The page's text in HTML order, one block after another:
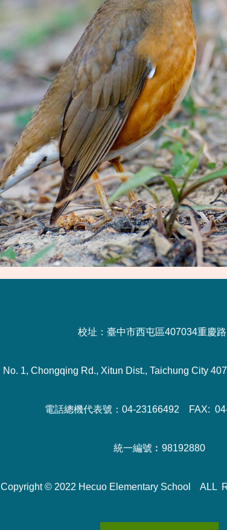
校址：臺中市西屯區407034重慶
No. 1, Chongqing Rd., Xitun Dist., Taichung City
電話總機代表號：04-23166492 FAX:
統一編號︰98192880
Copyright © 2022 Hecuo Elementary School ALL